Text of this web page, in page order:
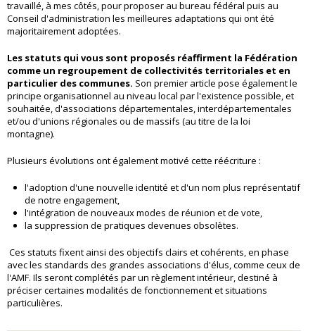
travaillé, à mes côtés, pour proposer au bureau fédéral puis au
Conseil d'administration les meilleures adaptations qui ont été
majoritairement adoptées.
Les statuts qui vous sont proposés réaffirment la Fédération
comme un regroupement de collectivités territoriales et en
particulier des communes. Son premier article pose également le
principe organisationnel au niveau local par l'existence possible, et
souhaitée, d'associations départementales, interdépartementales
et/ou d'unions régionales ou de massifs (au titre de la loi
montagne).
Plusieurs évolutions ont également motivé cette réécriture :
l'adoption d'une nouvelle identité et d'un nom plus représentatif
de notre engagement,
l'intégration de nouveaux modes de réunion et de vote,
la suppression de pratiques devenues obsolètes.
Ces statuts fixent ainsi des objectifs clairs et cohérents, en phase
avec les standards des grandes associations d'élus, comme ceux de
l'AMF. Ils seront complétés par un règlement intérieur, destiné à
préciser certaines modalités de fonctionnement et situations
particulières.